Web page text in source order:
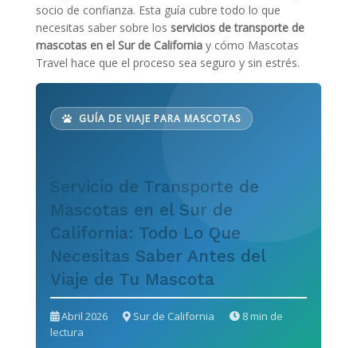
socio de confianza. Esta guía cubre todo lo que
necesitas saber sobre los servicios de transporte de
mascotas en el Sur de California y cómo Mascotas
Travel hace que el proceso sea seguro y sin estrés.
GUÍA DE VIAJE PARA MASCOTAS
Servicio de Transporte de
Mascotas en el Sur de
California: Todo Lo Que
Necesitas Saber Antes del
Viaje de Tu Mascota
Abril 2026 Sur de California
8 min de
lectura